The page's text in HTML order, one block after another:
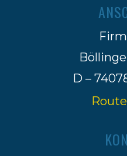
D –